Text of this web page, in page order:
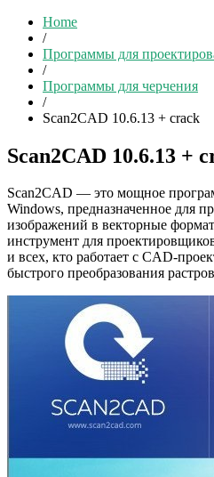
Home
/
Программы для
/
Программы для черчения
/
Scan2CAD 10.6.13 + crack
Scan2CAD 10.6.13 +
Scan2CAD — это мощное
Windows, предназначенное для
изображений в векторные
инструмент для
и всех, кто работает с CAD-
быстрого преобразования